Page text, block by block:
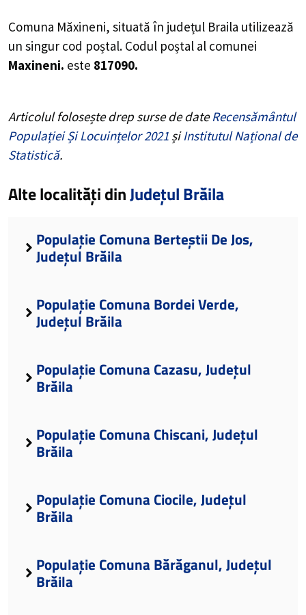
Comuna Măxineni, situată în județul Braila utilizează
un singur cod poștal. Codul poștal al comunei
Maxineni. este 817090.
Articolul folosește drep surse de dateRecensământul
Populației Și Locuințelor 2021 șiInstitutul Național de
Statistică.
Alte localități dinJudețul Brăila
Populație Comuna Berteștii De Jos,
Județul Brăila
Populație Comuna Bordei Verde,
Județul Brăila
Populație Comuna Cazasu, Județul
Brăila
Populație Comuna Chiscani, Județul
Brăila
Populație Comuna Ciocile, Județul
Brăila
Populație Comuna Bărăganul, Județul
Brăila